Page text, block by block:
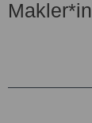
Makler*in